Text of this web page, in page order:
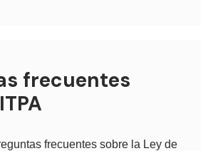
frecuentes
frecuentes sobre la Ley de